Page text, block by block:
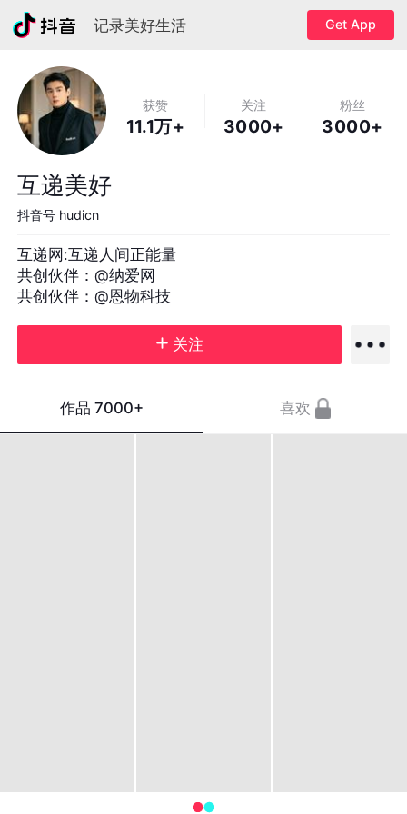
记录美好生活 Get App
获赞
11.1万+
关注
3000+
粉丝
3000+
互递美好
抖音号 hudicn
互递网:互递人间正能量
共创伙伴：@纳爱网
共创伙伴：@恩物科技
关注
作品 7000+ 喜欢